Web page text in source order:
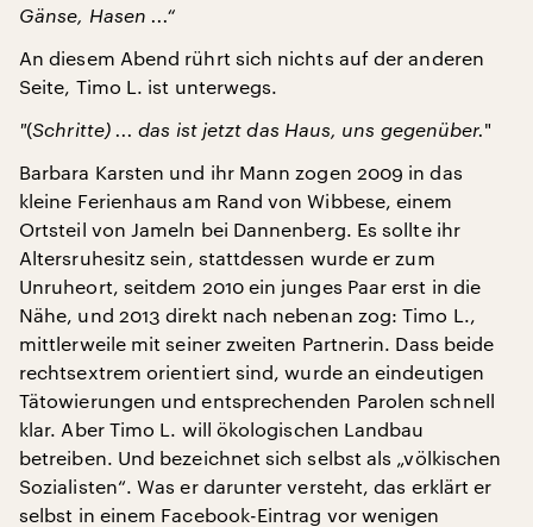
Gänse, Hasen ...“
An diesem Abend rührt sich nichts auf der anderen
Seite, Timo L. ist unterwegs.
"(Schritte) ... das ist jetzt das Haus, uns gegenüber."
Barbara Karsten und ihr Mann zogen 2009 in das
kleine Ferienhaus am Rand von Wibbese, einem
Ortsteil von Jameln bei Dannenberg. Es sollte ihr
Altersruhesitz sein, stattdessen wurde er zum
Unruheort, seitdem 2010 ein junges Paar erst in die
Nähe, und 2013 direkt nach nebenan zog: Timo L.,
mittlerweile mit seiner zweiten Partnerin. Dass beide
rechtsextrem orientiert sind, wurde an eindeutigen
Tätowierungen und entsprechenden Parolen schnell
klar. Aber Timo L. will ökologischen Landbau
betreiben. Und bezeichnet sich selbst als „völkischen
Sozialisten“. Was er darunter versteht, das erklärt er
selbst in einem Facebook-Eintrag vor wenigen